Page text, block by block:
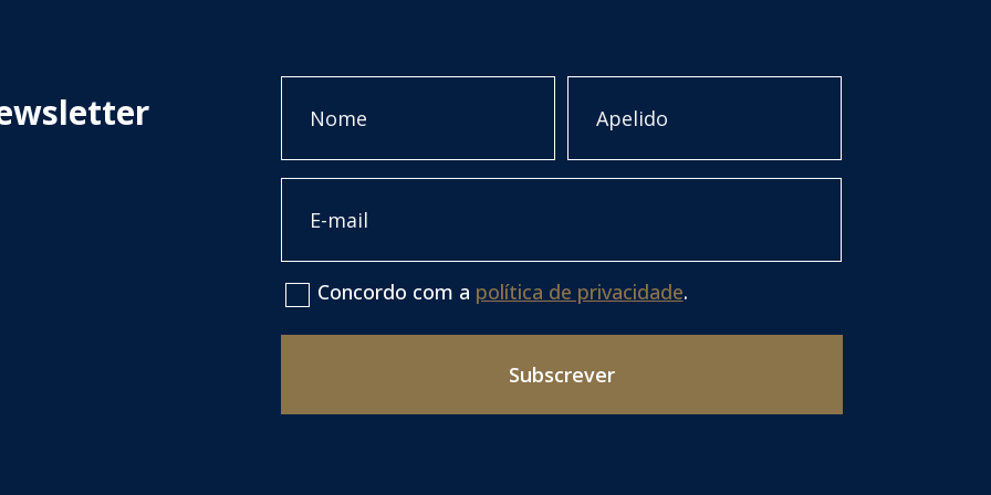
Primeiro Último
Consentimento
Concordo com a política de privacidade.
Subscrever